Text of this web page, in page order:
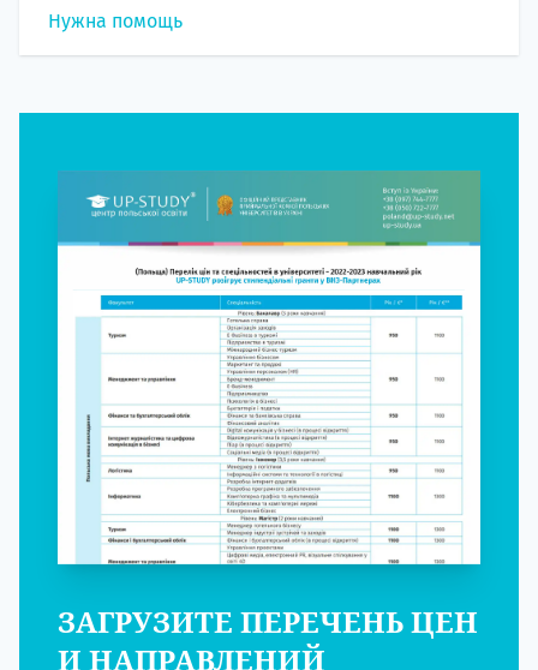
Нужна помощь
ЗАГРУЗИТЕ ПЕРЕЧЕНЬ ЦЕН
И НАПРАВЛЕНИЙ